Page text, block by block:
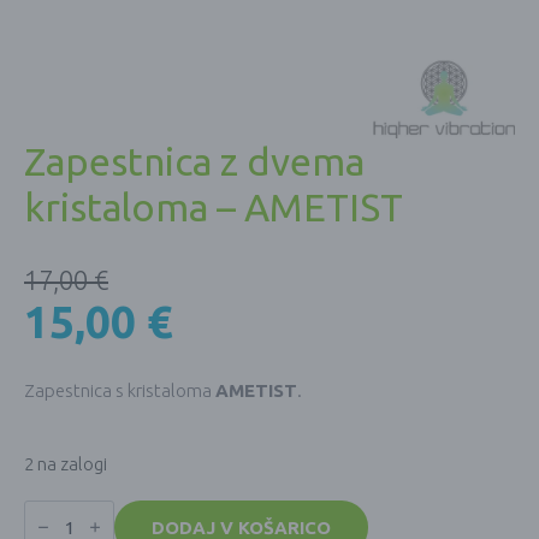
Zapestnica z dvema
kristaloma – AMETIST
17,00€
15,00 €
Zapestnica s kristaloma AMETIST.
2 na zalogi
DODAJ V KOŠARICO